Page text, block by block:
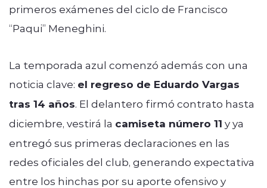
primeros exámenes del ciclo de Francisco
“Paqui” Meneghini.
La temporada azul comenzó además con una
noticia clave: el regreso de Eduardo Vargas
tras 14 años. El delantero firmó contrato hasta
diciembre, vestirá la camiseta número 11 y ya
entregó sus primeras declaraciones en las
redes oficiales del club, generando expectativa
entre los hinchas por su aporte ofensivo y